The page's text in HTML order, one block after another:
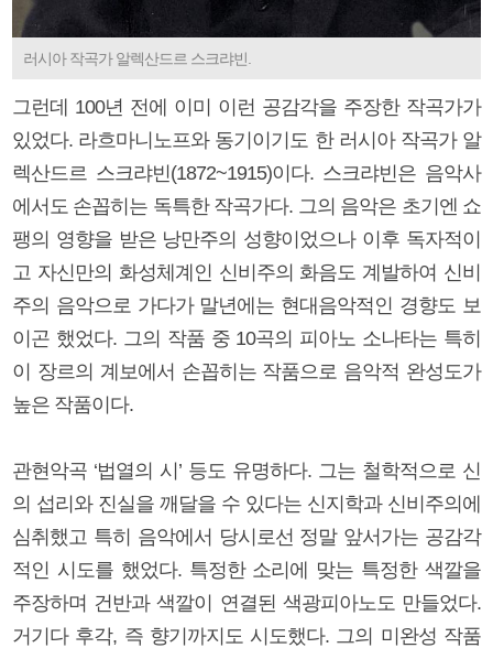
러시아 작곡가 알렉산드르 스크랴빈.
그런데 100년 전에 이미 이런 공감각을 주장한 작곡가가
있었다. 라흐마니노프와 동기이기도 한 러시아 작곡가 알
렉산드르 스크랴빈(1872~1915)이다. 스크랴빈은 음악사
에서도 손꼽히는 독특한 작곡가다. 그의 음악은 초기엔 쇼
팽의 영향을 받은 낭만주의 성향이었으나 이후 독자적이
고 자신만의 화성체계인 신비주의 화음도 계발하여 신비
주의 음악으로 가다가 말년에는 현대음악적인 경향도 보
이곤 했었다. 그의 작품 중 10곡의 피아노 소나타는 특히
이 장르의 계보에서 손꼽히는 작품으로 음악적 완성도가
높은 작품이다.
관현악곡 ‘법열의 시’ 등도 유명하다. 그는 철학적으로 신
의 섭리와 진실을 깨달을 수 있다는 신지학과 신비주의에
심취했고 특히 음악에서 당시로선 정말 앞서가는 공감각
적인 시도를 했었다. 특정한 소리에 맞는 특정한 색깔을
주장하며 건반과 색깔이 연결된 색광피아노도 만들었다.
거기다 후각, 즉 향기까지도 시도했다. 그의 미완성 작품